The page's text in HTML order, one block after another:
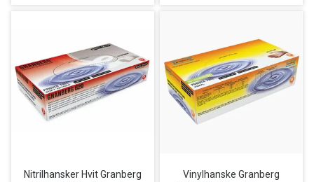
Nitrilhansker Hvit Granberg
Vinylhanske Granberg